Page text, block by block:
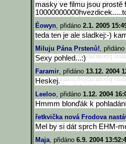
masky ve filmu jsou prostě
Éowyn, přidáno 2.1. 2005
teda ten je ale sladkej:-)
Miluju Pána Prstenů!, přidáno
Sexy pohled...:)
Faramir, přidáno 13.12. 2004
Heskej.
Leeloo, přidáno 1.12. 2004
Hmmm blonďák k
řetkvička nová Frodova
Mel by si dát sprch EHM-
Maja, přidáno 6.9. 2004